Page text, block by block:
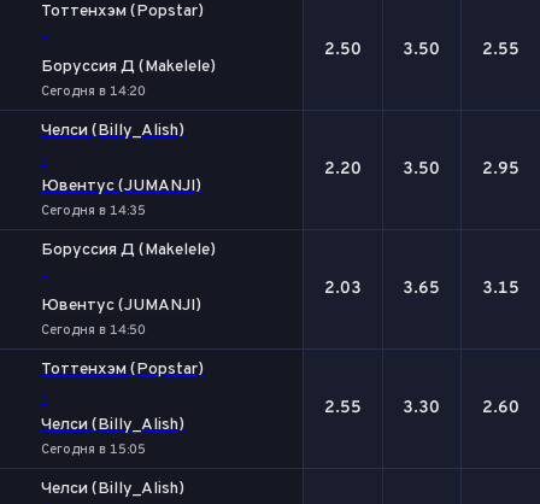
Тоттенхэм (Popstar)
-
Боруссия Д (Makelele)
Сегодня в 14:20
2.50 3.50 2.55
Челси (Billy_Alish)
-
Ювентус (JUMANJI)
Сегодня в 14:35
2.20 3.50 2.95
Боруссия Д (Makelele)
-
Ювентус (JUMANJI)
Сегодня в 14:50
2.03 3.65 3.15
Тоттенхэм (Popstar)
-
Челси (Billy_Alish)
Сегодня в 15:05
2.55 3.30 2.60
Челси (Billy_Alish)